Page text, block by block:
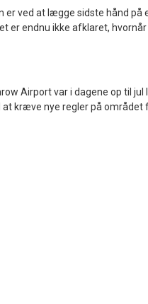
er ved at lægge sidste hånd
er endnu ikke afklaret,
Airport var i dagene op til
kræve nye regler på området